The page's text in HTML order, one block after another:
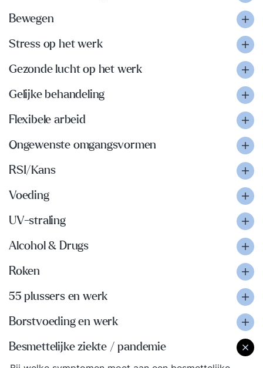
Bewegen
Stress op het werk
Gezonde lucht op het werk
Gelijke behandeling
Flexibele arbeid
Ongewenste omgangsvormen
RSI/Kans
Voeding
UV-straling
Alcohol & Drugs
Roken
55 plussers en werk
Borstvoeding en werk
Besmettelijke ziekte / pandemie